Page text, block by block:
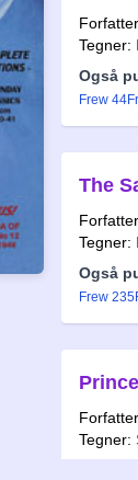
Tegner:
Også
Frew 44
The
Tegner:
Også
Frew 235
Tegner: